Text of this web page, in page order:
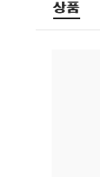
상품